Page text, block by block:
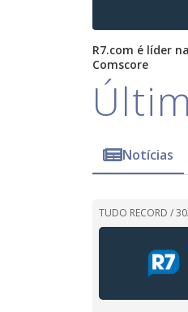
R7.com é líder
Comscore
Notícias
TUDO RECORD /